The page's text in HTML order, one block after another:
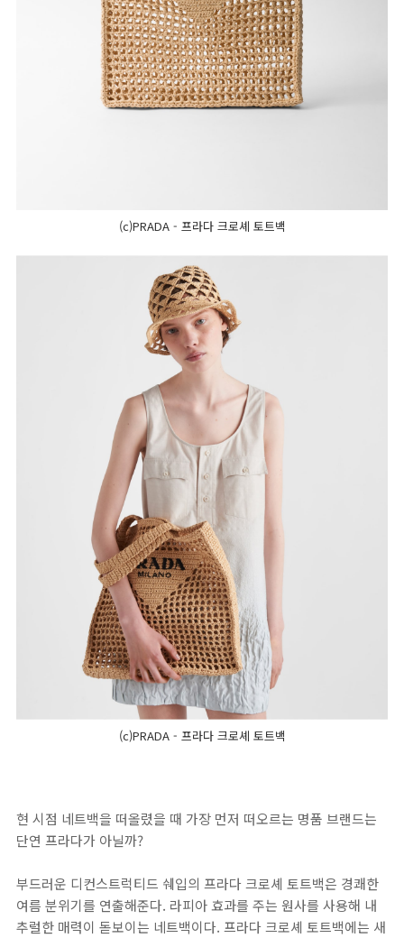
(c)PRADA - 프라다 크로셰 토트백
(c)PRADA - 프라다 크로셰 토트백
현 시점 네트백을 떠올렸을 때 가장 먼저 떠오르는 명품 브랜드는
단연 프라다가 아닐까?
부드러운 디컨스트럭티드 쉐입의 프라다 크로셰 토트백은 경쾌한
여름 분위기를 연출해준다. 라피아 효과를 주는 원사를 사용해 내
추럴한 매력이 돋보이는 네트백이다. 프라다 크로셰 토트백에는 새